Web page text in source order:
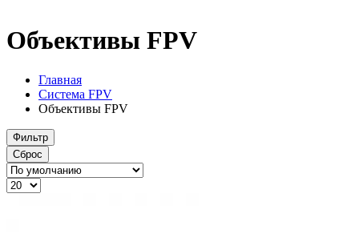
Объективы FPV
Главная
Система FPV
Объективы FPV
Фильтр
Сброс